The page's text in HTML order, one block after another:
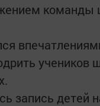
учеников
запись детей